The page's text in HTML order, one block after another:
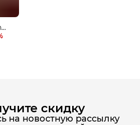
скидку
на новостную рассылку